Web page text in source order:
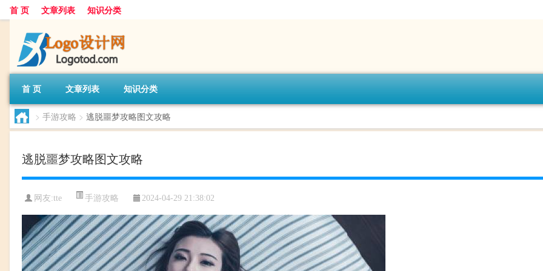
首 页 文章列表 知识分类
首 页 文章列表 知识分类
> 手游攻略 > 逃脱噩梦攻略图文攻略
逃脱噩梦攻略图文攻略
网友:tte 手游攻略 2024-04-29 21:38:02